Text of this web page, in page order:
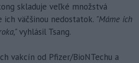
skladuje veľké množstvá
ich väčšinou nedostatok. "Máme ich
vyhlásil Tsang.
vakcín od Pfizer/BioNTechu a